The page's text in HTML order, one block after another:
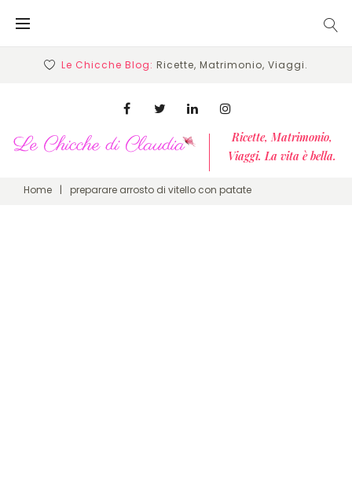
Le Chicche Blog: Ricette, Matrimonio, Viaggi.
Ricette, Matrimonio,
Viaggi. La vita è bella.
Facebook LinkedinInstagram
Home | preparare arrosto di vitello con patate